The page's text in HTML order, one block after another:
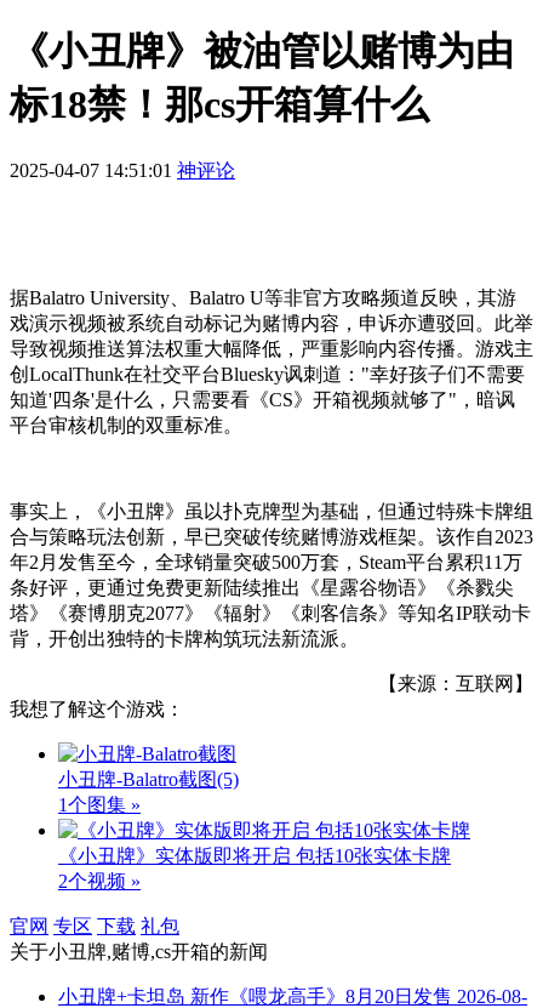
《小丑牌》被油管以赌博为由
标18禁！那cs开箱算什么
2025-04-07 14:51:01 神评论
据Balatro University、Balatro U等非官方攻略频道反映，其游
戏演示视频被系统自动标记为赌博内容，申诉亦遭驳回。此举
导致视频推送算法权重大幅降低，严重影响内容传播。游戏主
创LocalThunk在社交平台Bluesky讽刺道："幸好孩子们不需要
知道'四条'是什么，只需要看《CS》开箱视频就够了"，暗讽
平台审核机制的双重标准。
事实上，《小丑牌》虽以扑克牌型为基础，但通过特殊卡牌组
合与策略玩法创新，早已突破传统赌博游戏框架。该作自2023
年2月发售至今，全球销量突破500万套，Steam平台累积11万
条好评，更通过免费更新陆续推出《星露谷物语》《杀戮尖
塔》《赛博朋克2077》《辐射》《刺客信条》等知名IP联动卡
背，开创出独特的卡牌构筑玩法新流派。
【来源：互联网】
我想了解这个游戏：
小丑牌-Balatro截图(5)
1个图集 »
《小丑牌》实体版即将开启 包括10张实体卡牌
2个视频 »
官网 专区 下载 礼包
关于小丑牌,赌博,cs开箱的新闻
小丑牌+卡坦岛 新作《喂龙高手》8月20日发售 2026-08-